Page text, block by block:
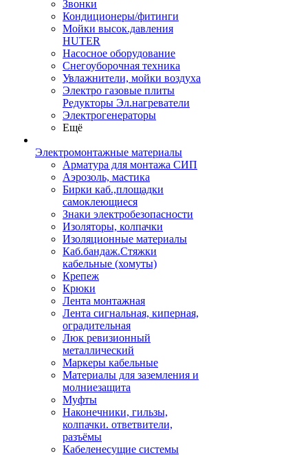
Звонки
Кондиционеры/фитинги
Мойки высок.давления
HUTER
Насосное оборудование
Снегоуборочная техника
Увлажнители, мойки воздуха
Электро газовые плиты
Редукторы Эл.нагреватели
Электрогенераторы
Ещё
Электромонтажные материалы
Арматура для монтажа СИП
Аэрозоль, мастика
Бирки каб.,площадки
самоклеющиеся
Знаки электробезопасности
Изоляторы, колпачки
Изоляционные материалы
Каб.бандаж.Стяжки
кабельные (хомуты)
Крепеж
Крюки
Лента монтажная
Лента сигнальная, киперная,
оградительная
Люк ревизионный
металлический
Маркеры кабельные
Материалы для заземления и
молниезащита
Муфты
Наконечники, гильзы,
колпачки. ответвители,
разъёмы
Кабеленесущие системы